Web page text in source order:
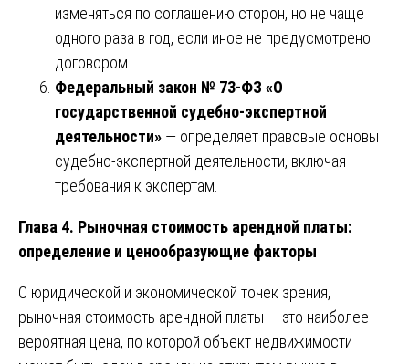
изменяться по соглашению сторон, но не чаще
одного раза в год, если иное не предусмотрено
договором.
Федеральный закон № 73-ФЗ «О
государственной судебно-экспертной
деятельности» — определяет правовые основы
судебно-экспертной деятельности, включая
требования к экспертам.
Глава 4. Рыночная стоимость арендной платы:
определение и ценообразующие факторы
С юридической и экономической точек зрения,
рыночная стоимость арендной платы — это наиболее
вероятная цена, по которой объект недвижимости